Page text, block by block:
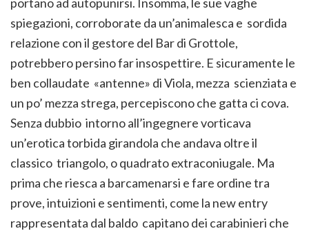
spiegazioni, corroborate da un’animalesca e sordida
relazione con il gestore del Bar di Grottole,
potrebbero persino far insospettire. E sicuramente le
ben collaudate «antenne» di Viola, mezza scienziata e
un po’ mezza strega, percepiscono che gatta ci cova.
Senza dubbio intorno all’ingegnere vorticava
un’erotica torbida girandola che andava oltre il
classico triangolo, o quadrato extraconiugale. Ma
prima che riesca a barcamenarsi e fare ordine tra
prove, intuizioni e sentimenti, come la new entry
rappresentata dal baldo capitano dei carabinieri che